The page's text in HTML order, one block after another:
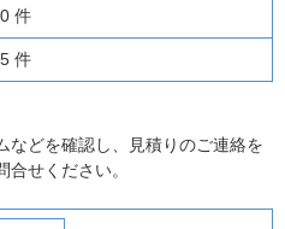
0 件
5 件
などを確認し、見積りのご連絡を
せください。